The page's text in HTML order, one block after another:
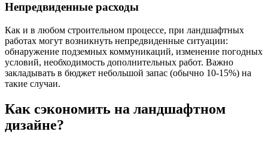
Непредвиденные расходы
Как и в любом строительном процессе, при ландшафтных
работах могут возникнуть непредвиденные ситуации:
обнаружение подземных коммуникаций, изменение погодных
условий, необходимость дополнительных работ. Важно
закладывать в бюджет небольшой запас (обычно 10-15%) на
такие случаи.
Как сэкономить на ландшафтном
дизайне?